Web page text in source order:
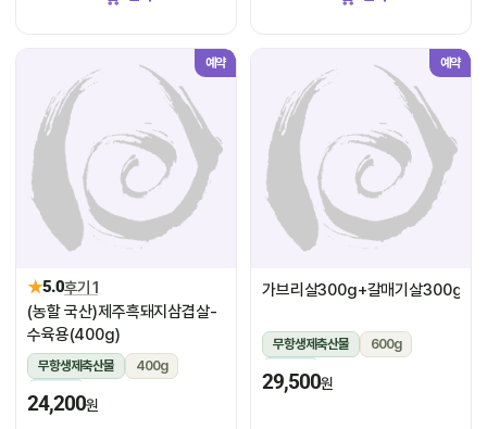
예약
★5.0후기 1
(농할 국산)제주흑돼지삼겹살-
수육용(400g)
무항생제축산물
400g
냉장
24,200원
예약
가브리살300g+갈매기살300g
무항생제축산물
600g
냉장
29,500원